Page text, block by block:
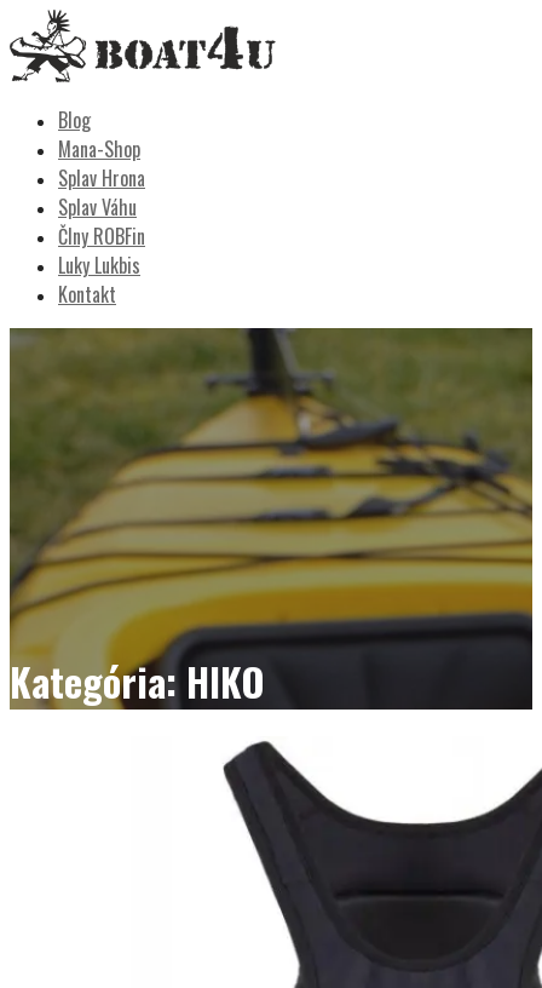
to
content
Blog
Mana-Shop
Splav Hrona
Splav Váhu
Člny ROBFin
Luky Lukbis
Kontakt
Kategória: HIKO